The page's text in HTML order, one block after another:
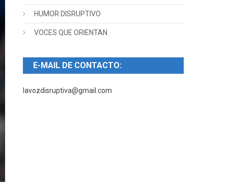
HUMOR DISRUPTIVO
VOCES QUE ORIENTAN
E-MAIL DE CONTACTO:
lavozdisruptiva@gmail.com